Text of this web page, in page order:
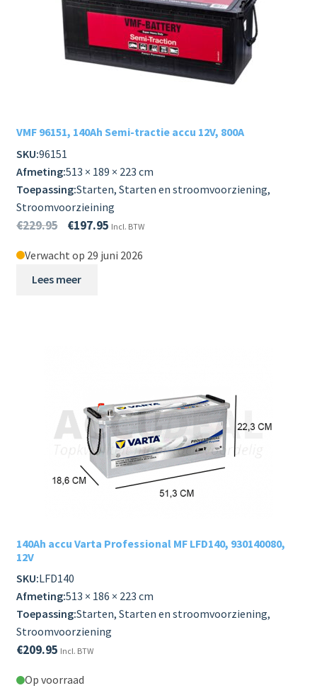
VMF 96151, 140Ah Semi-tractie accu 12V, 800A
SKU:96151
Afmeting:513 × 189 × 223 cm
Toepassing:Starten, Starten en stroomvoorziening,
Stroomvoorzieining
€229.95 €197.95 Incl. BTW
Verwacht op 29 juni 2026
Lees meer
140Ah accu Varta Professional MF LFD140, 930140080,
12V
SKU:LFD140
Afmeting:513 × 186 × 223 cm
Toepassing:Starten, Starten en stroomvoorziening,
Stroomvoorziening
€209.95 Incl. BTW
Op voorraad